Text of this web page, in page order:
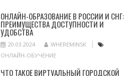
ОНЛАЙН-ОБРАЗОВАНИЕ В РОССИИ И СНГ:
ПРЕИМУЩЕСТВА ДОСТУПНОСТИ И
УДОБСТВА
20.03.2024
WHEREMINSK
ОНЛАЙН-ОБУЧЕНИЕ
ЧТО ТАКОЕ ВИРТУАЛЬНЫЙ ГОРОДСКОЙ